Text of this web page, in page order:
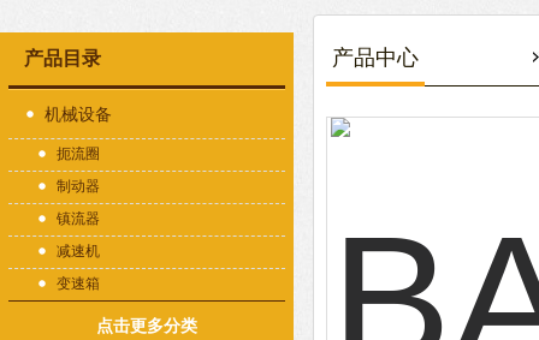
产品目录
机械设备
扼流圈
制动器
镇流器
减速机
变速箱
点击更多分类
产品中心